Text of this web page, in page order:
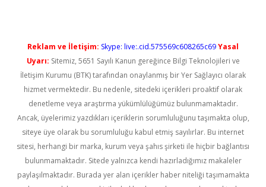
Reklam ve İletişim: Skype: live:.cid.575569c608265c69Yasal
Uyarı: Sitemiz, 5651 Sayılı Kanun gereğince Bilgi Teknolojileri ve
İletişim Kurumu (BTK) tarafından onaylanmış bir Yer Sağlayıcı olarak
hizmet vermektedir. Bu nedenle, sitedeki içerikleri proaktif olarak
denetleme veya araştırma yükümlülüğümüz bulunmamaktadır.
Ancak, üyelerimiz yazdıkları içeriklerin sorumluluğunu taşımakta olup,
siteye üye olarak bu sorumluluğu kabul etmiş sayılırlar. Bu internet
sitesi, herhangi bir marka, kurum veya şahıs şirketi ile hiçbir bağlantısı
bulunmamaktadır. Sitede yalnızca kendi hazırladığımız makaleler
paylaşılmaktadır. Burada yer alan içerikler haber niteliği taşımamakta